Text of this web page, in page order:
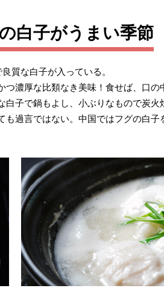
白子がうまい季節
質な白子が入っている。
つ濃厚な比類なき美味！食せば、口
白子で鍋もよし、小ぶりなもので炭
過言ではない。中国ではフグの白